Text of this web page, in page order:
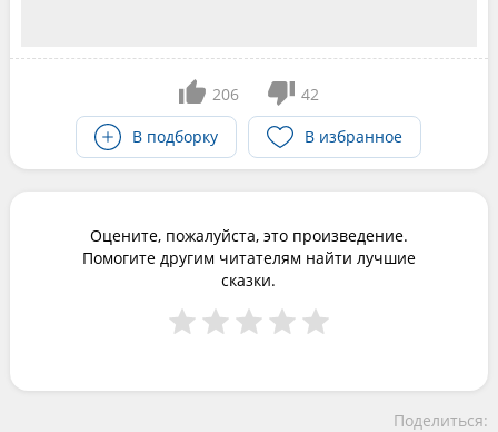
206
42
В подборку
В избранное
Оцените, пожалуйста, это произведение.
Помогите другим читателям найти лучшие
сказки.
Поделиться: